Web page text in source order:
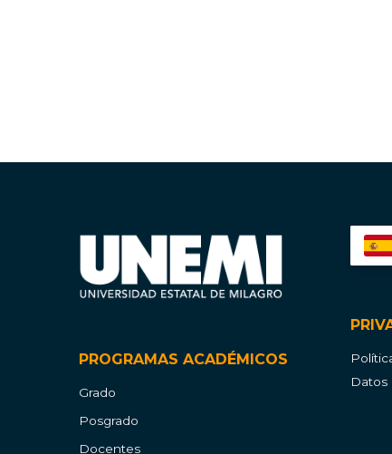
PROGRAMAS ACADÉMICOS
Grado
Posgrado
Docentes
Datos